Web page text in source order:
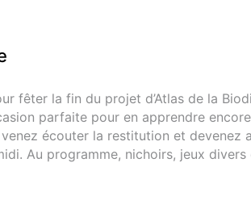
fêter la fin du projet d’Atlas de la
parfaite pour en apprendre
écouter la restitution et
Au programme, nichoirs, jeux